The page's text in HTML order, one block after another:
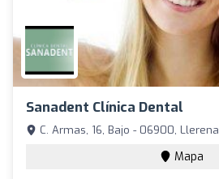
Sanadent Clínica Dental
C. Armas, 16, Bajo - 06900, Llerena
Mapa